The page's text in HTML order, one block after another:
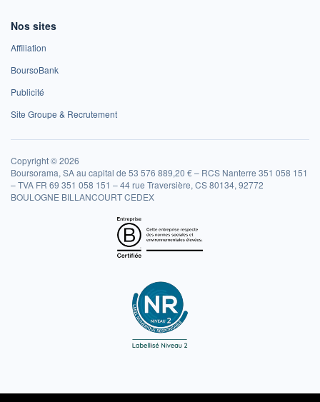
Nos sites
Affiliation
BoursoBank
Publicité
Site Groupe & Recrutement
Copyright © 2026
Boursorama, SA au capital de 53 576 889,20 € – RCS Nanterre 351 058 151
– TVA FR 69 351 058 151 – 44 rue Traversière, CS 80134, 92772
BOULOGNE BILLANCOURT CEDEX